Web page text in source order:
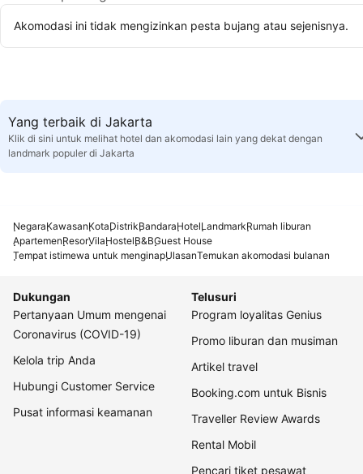
Akomodasi ini tidak mengizinkan pesta bujang atau sejenisnya.
Yang terbaik di Jakarta
Klik di sini untuk melihat hotel dan akomodasi lain yang dekat dengan
landmark populer di Jakarta
NegaraKawasanKotaDistrikBandaraHotelLandmarkRumah liburan
ApartemenResorVilaHostelB&BGuest House
Tempat istimewa untuk menginapUlasanTemukan akomodasi bulanan
Dukungan
Pertanyaan Umum mengenai
Coronavirus (COVID-19)
Kelola trip Anda
Hubungi Customer Service
Pusat informasi keamanan
Telusuri
Program loyalitas Genius
Promo liburan dan musiman
Artikel travel
Booking.com untuk Bisnis
Traveller Review Awards
Rental Mobil
Pencari tiket pesawat